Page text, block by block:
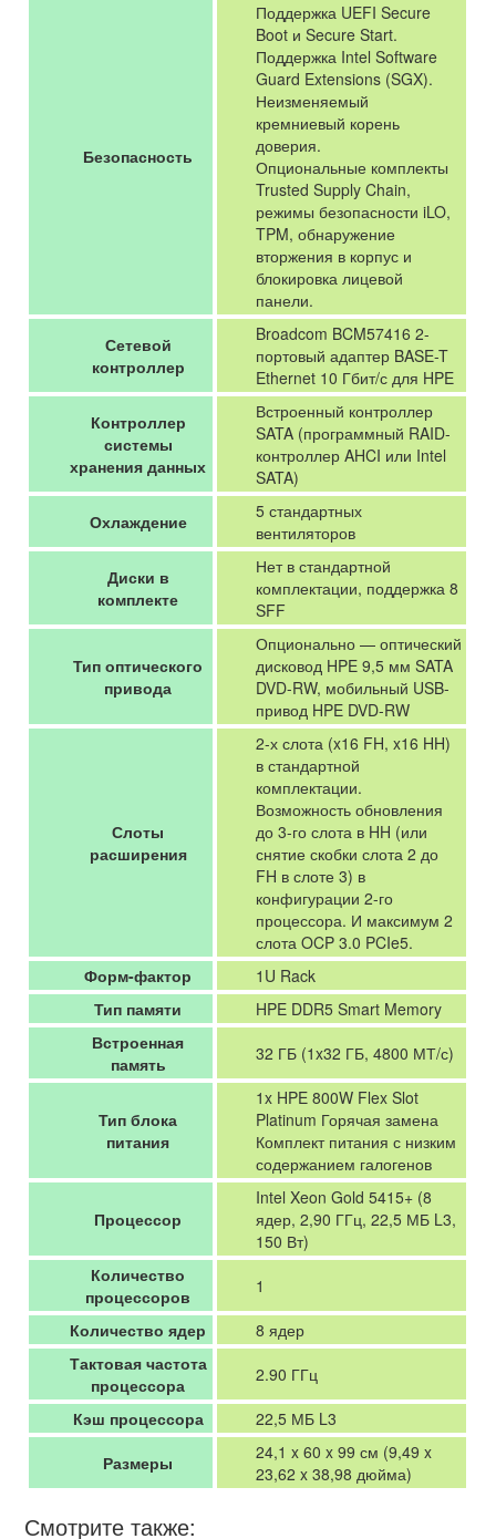
Безопасность
Поддержка UEFI Secure
Boot и Secure Start.
Поддержка Intel Software
Guard Extensions (SGX).
Неизменяемый
кремниевый корень
доверия.
Опциональные комплекты
Trusted Supply Chain,
режимы безопасности iLO,
TPM, обнаружение
вторжения в корпус и
блокировка лицевой
панели.
Сетевой
контроллер
Broadcom BCM57416 2-
портовый адаптер BASE-T
Ethernet 10 Гбит/с для HPE
Контроллер
системы
хранения данных
Встроенный контроллер
SATA (программный RAID-
контроллер AHCI или Intel
SATA)
Охлаждение
5 стандартных
вентиляторов
Диски в
комплекте
Нет в стандартной
комплектации, поддержка 8
SFF
Тип оптического
привода
Опционально — оптический
дисковод HPE 9,5 мм SATA
DVD-RW, мобильный USB-
привод HPE DVD-RW
Слоты
расширения
2-х слота (x16 FH, x16 HH)
в стандартной
комплектации.
Возможность обновления
до 3-го слота в HH (или
снятие скобки слота 2 до
FH в слоте 3) в
конфигурации 2-го
процессора. И максимум 2
слота OCP 3.0 PCIe5.
Форм-фактор
1U Rack
Тип памяти
HPE DDR5 Smart Memory
Встроенная
память
32 ГБ (1x32 ГБ, 4800 МТ/с)
Тип блока
питания
1x HPE 800W Flex Slot
Platinum Горячая замена
Комплект питания с низким
содержанием галогенов
Процессор
Intel Xeon Gold 5415+ (8
ядер, 2,90 ГГц, 22,5 МБ L3,
150 Вт)
Количество
процессоров
1
Количество ядер
8 ядер
Тактовая частота
процессора
2.90 ГГц
Кэш процессора
22,5 МБ L3
Размеры
24,1 x 60 x 99 см (9,49 x
23,62 x 38,98 дюйма)
Смотрите также: